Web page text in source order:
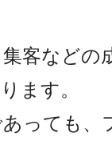
客などの
ます。
っても